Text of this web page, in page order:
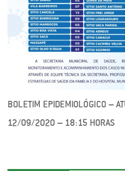
BOLETIM EPIDEMIOLÓGICO –
12/09/2020 – 18:15 HORAS